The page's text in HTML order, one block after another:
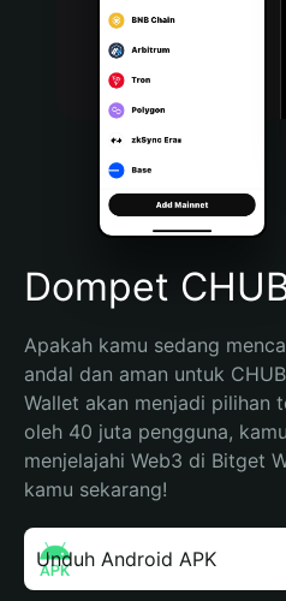
Português (Portugal)
Bahasa Indonesia
Português (Brasil)
Español (Argentina)
Dompet
Apakah kamu sedang
andal dan aman untuk
Wallet akan menjadi pilihan
oleh 40 juta pengguna,
menjelajahi Web3 di Bitget
kamu sekarang!
Unduh Android APK